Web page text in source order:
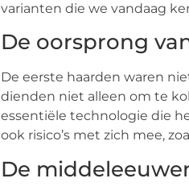
varianten die we vandaag
De oorsprong
De eerste haarden waren
dienden niet alleen om te
essentiële technologie die
ook risico’s met zich mee,
De